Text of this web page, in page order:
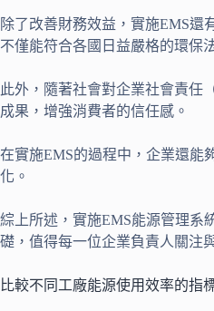
除了改善財務效益，實施EMS
不僅能符合各國日益嚴格的環保
此外，隨著社會對企業社會責任
成果，增強消費者的信任感。
在實施EMS的過程中，企業還能
化。
綜上所述，實施EMS能源管理系
礎，值得每一位企業負責人關注
比較不同工廠能源使用效率的指